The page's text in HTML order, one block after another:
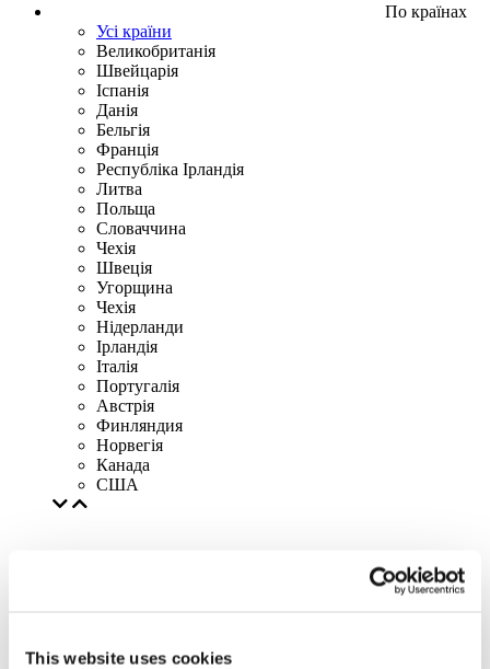
This website uses cookies
По країнах
Усі країни
Великобританія
Швейцарія
Іспанія
Данія
Бельгія
Франція
Республіка Ірландія
Литва
Польща
Словаччина
Чехія
Швецiя
Угорщина
Чехія
Нідерланди
Iрландія
Iталiя
Португалія
Австрія
Финляндия
Норвегія
Канада
США